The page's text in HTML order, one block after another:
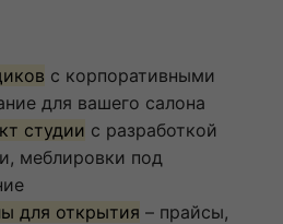
с корпоративными
для вашего салона
студии с разработкой
меблировки под
для открытия – прайсы,